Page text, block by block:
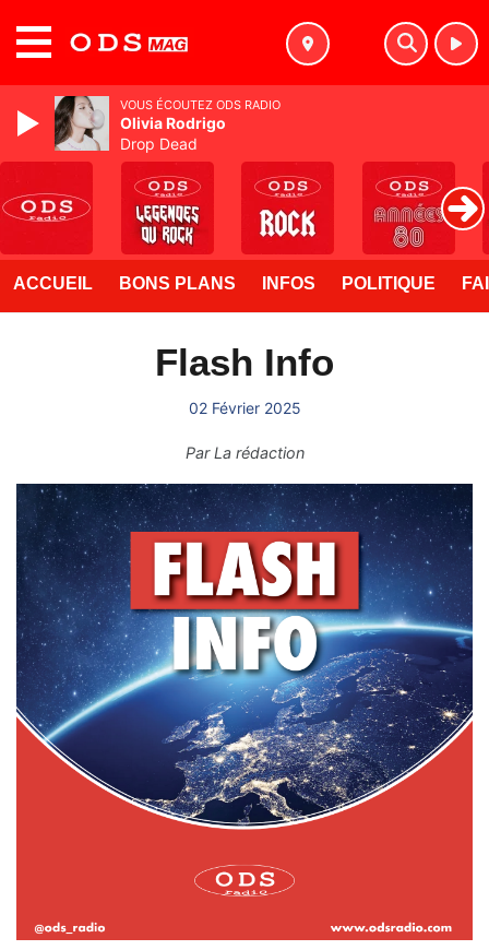
ACCUEIL BONS PLANS INFOS POLITIQUE
Flash Info
02 Février 2025
ParLa rédaction
VOUS ÉCOUTEZ ODS RADIO
Olivia Rodrigo
Drop Dead